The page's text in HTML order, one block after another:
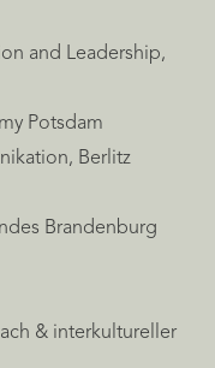
and Leadership,
Potsdam
Berlitz
Brandenburg
& interkultureller